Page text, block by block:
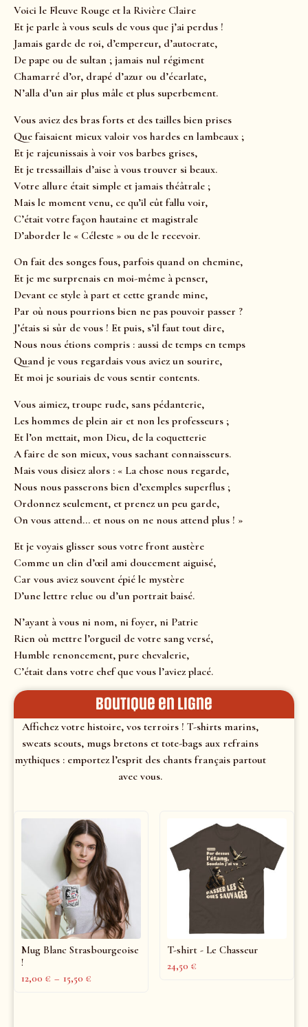
Voici le Fleuve Rouge et la Rivière Claire
Et je parle à vous seuls de vous que j’ai perdus !
Jamais garde de roi, d’empereur, d’autocrate,
De pape ou de sultan ; jamais nul régiment
Chamarré d’or, drapé d’azur ou d’écarlate,
N’alla d’un air plus mâle et plus superbement.
Vous aviez des bras forts et des tailles bien prises
Que faisaient mieux valoir vos hardes en lambeaux ;
Et je rajeunissais à voir vos barbes grises,
Et je tressaillais d’aise à vous trouver si beaux.
Votre allure était simple et jamais théâtrale ;
Mais le moment venu, ce qu’il eût fallu voir,
C’était votre façon hautaine et magistrale
D’aborder le « Céleste » ou de le recevoir.
On fait des songes fous, parfois quand on chemine,
Et je me surprenais en moi-même à penser,
Devant ce style à part et cette grande mine,
Par où nous pourrions bien ne pas pouvoir passer ?
J’étais si sûr de vous ! Et puis, s’il faut tout dire,
Nous nous étions compris : aussi de temps en temps
Quand je vous regardais vous aviez un sourire,
Et moi je souriais de vous sentir contents.
Vous aimiez, troupe rude, sans pédanterie,
Les hommes de plein air et non les professeurs ;
Et l’on mettait, mon Dieu, de la coquetterie
A faire de son mieux, vous sachant connaisseurs.
Mais vous disiez alors : « La chose nous regarde,
Nous nous passerons bien d’exemples superflus ;
Ordonnez seulement, et prenez un peu garde,
On vous attend… et nous on ne nous attend plus ! »
Et je voyais glisser sous votre front austère
Comme un clin d’œil ami doucement aiguisé,
Car vous aviez souvent épié le mystère
D’une lettre relue ou d’un portrait baisé.
N’ayant à vous ni nom, ni foyer, ni Patrie
Rien où mettre l’orgueil de votre sang versé,
Humble renoncement, pure chevalerie,
C’était dans votre chef que vous l’aviez placé.
Boutique en ligne
Affichez votre histoire, vos terroirs ! T-shirts marins,
sweats scouts, mugs bretons et tote-bags aux refrains
mythiques : emportez l’esprit des chants français partout
avec vous.
Mug Blanc Strasbourgeoise
!
12,00 € – 15,50 €
T-shirt - Le Chasseur
24,50 €